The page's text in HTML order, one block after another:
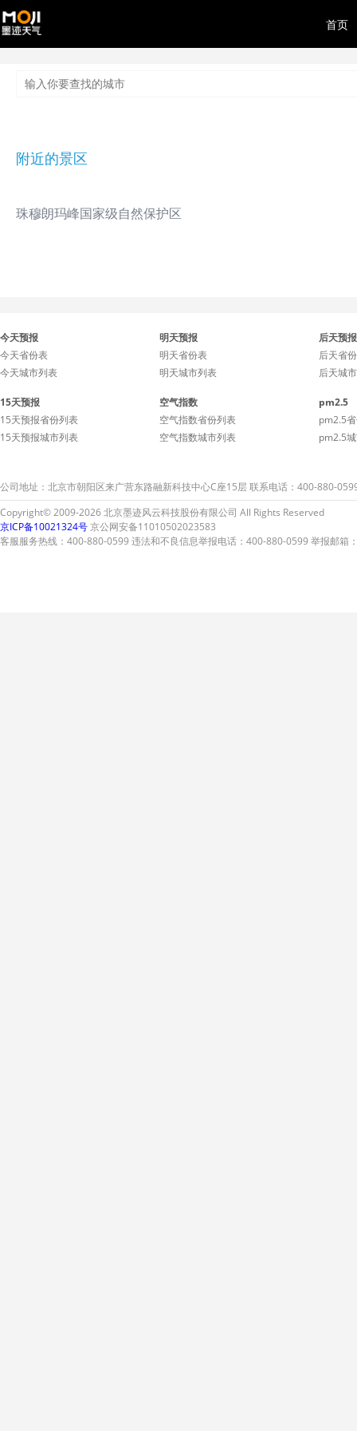
首页
附近的景区
珠穆朗玛峰国家级自然保护区
今天预报
今天省份表
今天城市列表
明天预报
明天省份表
明天城市列表
后天预报
后天省
后天城
15天预报
15天预报省份列表
15天预报城市列表
空气指数
空气指数省份列表
空气指数城市列表
pm2.5
pm2.5
pm2.5
公司地址：北京市朝阳区来广营东路融新科技中心C座15层 联系电话：400-880-
Copyright© 2009-2026 北京墨迹风云科技股份有限公司 All Rights Reserved
京ICP备10021324号京公网安备11010502023583
客服服务热线：400-880-0599 违法和不良信息举报电话：400-880-0599 举报邮箱